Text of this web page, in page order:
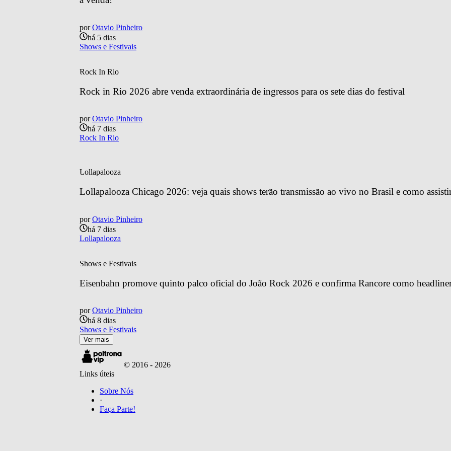
por Otavio Pinheiro
há 5 dias
Shows e Festivais
Rock In Rio
Rock in Rio 2026 abre venda extraordinária de ingressos para os sete dias do festival
por Otavio Pinheiro
há 7 dias
Rock In Rio
Lollapalooza
Lollapalooza Chicago 2026: veja quais shows terão transmissão ao vivo no Brasil e como
por Otavio Pinheiro
há 7 dias
Lollapalooza
Shows e Festivais
Eisenbahn promove quinto palco oficial do João Rock 2026 e confirma Rancore como
por Otavio Pinheiro
há 8 dias
Shows e Festivais
Ver mais
© 2016 - 2026
Links úteis
Sobre Nós
·
Faça Parte!